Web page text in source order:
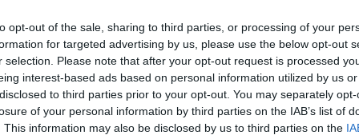
opt-out of the sale, sharing to third parties, or processing of your
for targeted advertising by us, please use the below opt-out
selection. Please note that after your opt-out request is processed
interest-based ads based on personal information utilized by us
to third parties prior to your opt-out. You may separately
of your personal information by third parties on the IAB’s list of
This information may also be disclosed by us to third parties on the
εξαιτίας «των εγκλημάτων που
στον Λίβανο και των παραβιάσεων σε όλα
Απριλίου ανάμεσα στις ΗΠΑ και το Ιράν.
διέκοψε κατά συνέπεια τον διάλογο και
διευκρινίζει το Tasnim
πλήρως και τα Στενά του Ορμούζ.
12:43
12:23